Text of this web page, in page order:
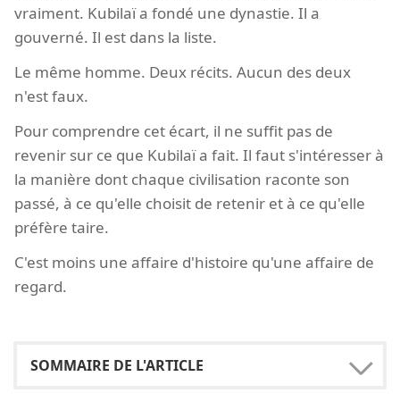
vraiment. Kubilaï a fondé une dynastie. Il a
gouverné. Il est dans la liste.
Le même homme. Deux récits. Aucun des deux
n'est faux.
Pour comprendre cet écart, il ne suffit pas de
revenir sur ce que Kubilaï a fait. Il faut s'intéresser à
la manière dont chaque civilisation raconte son
passé, à ce qu'elle choisit de retenir et à ce qu'elle
préfère taire.
C'est moins une affaire d'histoire qu'une affaire de
regard.